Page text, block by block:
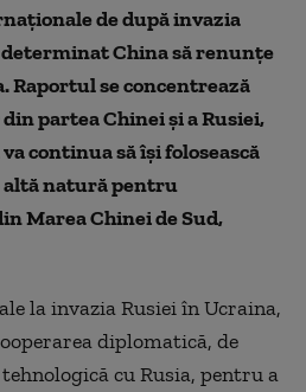
de după invazia
China să renunţe
Raportul se concentrează
partea Chinei şi a Rusiei,
continua să îşi folosească
natură pentru
Marea Chinei de Sud,
la invazia Rusiei în Ucraina,
diplomatică, de
cu Rusia, pentru a